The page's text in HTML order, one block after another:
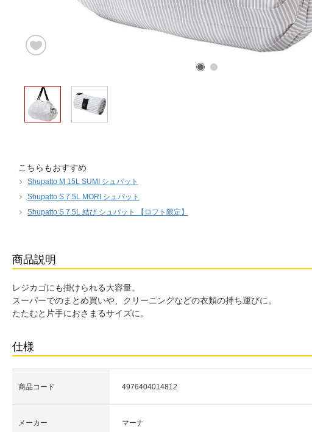
こちらもおすすめ
Shupatto M 15L SUMI シュパット
Shupatto S 7.5L MORI シュパット
Shupatto S 7.5L 結び シュパット 【ロフト限定】
商品説明
レジカゴにも掛けられる大容量。
スーパーでのまとめ買いや、クリーニングなどの衣類の持ち運びに。
たたむと片手におさまるサイズに。
仕様
商品コード 4976404014812
メーカー マーナ